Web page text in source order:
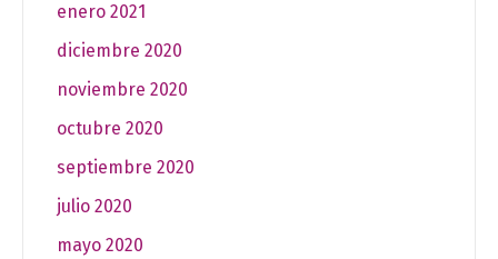
enero 2021
diciembre 2020
noviembre 2020
octubre 2020
septiembre 2020
julio 2020
mayo 2020